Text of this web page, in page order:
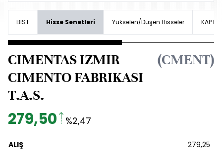
BIST Hisse Senetleri Yükselen/Düşen Hisseler KAP
CIMENTAS IZMIR
CIMENTO FABRIKASI
T.A.S.
(CMENT)
279,50 %2,47
ALIŞ 279,25